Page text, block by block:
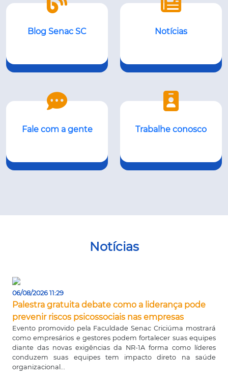
Blog Senac SC Notícias
Fale com a gente Trabalhe conosco
Notícias
06/08/2026 11:29
Palestra gratuita debate como a liderança pode
prevenir riscos psicossociais nas empresas
Evento promovido pela Faculdade Senac Criciúma mostrará
como empresários e gestores podem fortalecer suas equipes
diante das novas exigências da NR-1A forma como líderes
conduzem suas equipes tem impacto direto na saúde
organizacional...